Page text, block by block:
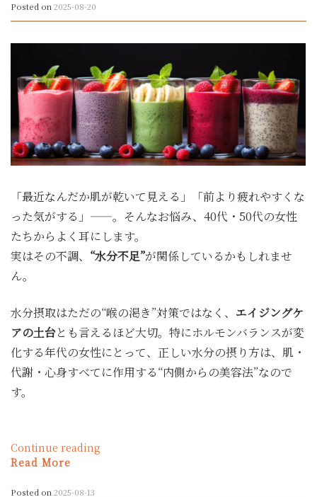
Posted on2025-08-20
「最近なんだか肌が乾いて見える」「前より疲れやすくな
った気がする」——。そんなお悩み、40代・50代の女性
たちからよく耳にします。
実はその不調、 “水分不足”が関係しているかもしれませ
ん。
水分摂取はただの“喉の渇き”対策ではなく、 エイジングケ
アの土台とも言えるほど大切。特にホルモンバランスが変
化する年代の女性にとって、正しい水分の摂り方は、肌・
代謝・心身すべてに作用する“内側からの美容法”なので
す。
Continue reading
Read More
Posted on2025-08-13